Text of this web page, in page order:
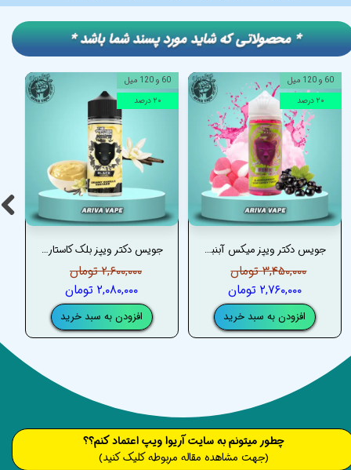
جویس دکتر ویپز بلک کاستارد – DRVAPES BLACK CUSTARD JUICE
۲,۶۰۰,۰۰۰ تومان
۲,۰۸۰,۰۰۰ تومان
افزودن به سبد خرید
60 و 120 میل
۲۰ درصد
جویس دکتر ویپز میکس آبنبات ترش انگور فرنگی پشمک دکتر ویپز–DRVAPES PINK FROZEN REMIX JUICE
۳,۴۵۰,۰۰۰ تومان
۲,۷۶۰,۰۰۰ تومان
افزودن به سبد خرید
60 و 120 میل
۲۰ درصد
​​* محصولاتی که شاید مورد پسند شما باشد *
​​​چطور میتونم به سایت آریوا ویپ اعتماد کنم؟؟
(جهت مشاهده مقاله مربوطه کلیک کنید)